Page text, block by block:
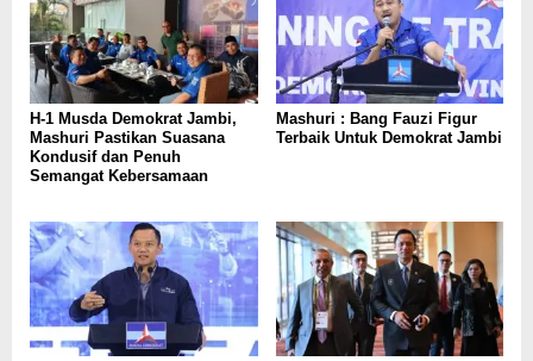
H-1 Musda Demokrat Jambi,
Mashuri Pastikan Suasana
Kondusif dan Penuh
Semangat Kebersamaan
Mashuri : Bang Fauzi Figur
Terbaik Untuk Demokrat Jambi